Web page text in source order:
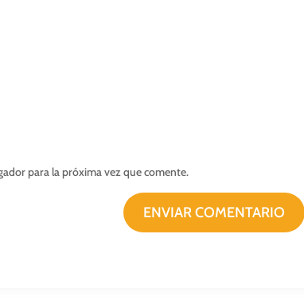
para la próxima vez que comente.
ENVIAR COMENTARIO